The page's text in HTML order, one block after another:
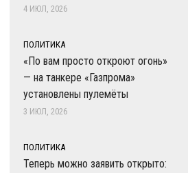
4 ИЮЛ, 2026
ПОЛИТИКА
«По вам просто откроют огонь»
— на танкере «Газпрома»
установлены пулемёты
3 ИЮЛ, 2026
ПОЛИТИКА
Теперь можно заявить открыто: